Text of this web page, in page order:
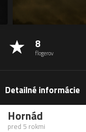
8
flogerov
Detailné informácie
Hornád
pred 5 rokmi